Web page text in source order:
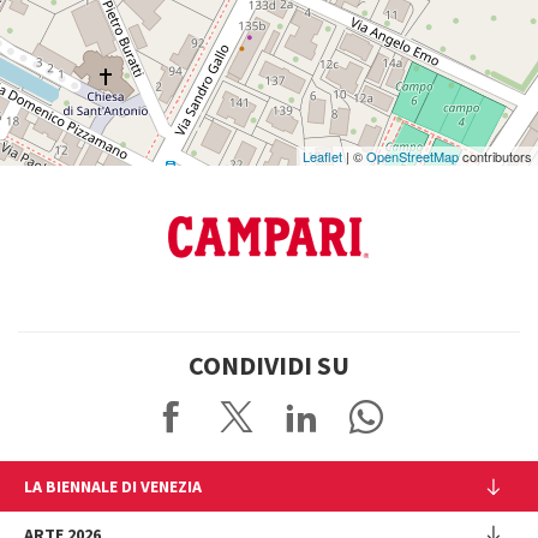
Leaflet | ©OpenStreetMapcontributors
CONDIVIDI SU
LA BIENNALE DI VENEZIA
L'Istituzione